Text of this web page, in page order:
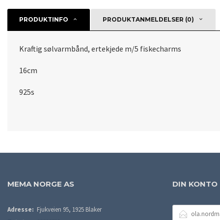
PRODUKTINFO PRODUKTANMELDELSER (0)
Kraftig sølvarmbånd, ertekjede m/5 fiskecharms
16cm
925s
MEMA NORGE AS
Adresse: Fjukveien 95, 1925 Blaker
DIN KONTO
POSTADRESSE